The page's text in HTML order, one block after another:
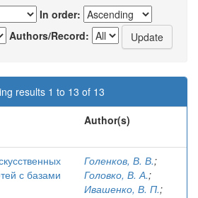
In order:
Authors/Record:
results 1 to 13 of 13
Author(s)
с базами
Голенков, В. В.;
Головко, В. А.;
Ивашенко, В. П.;